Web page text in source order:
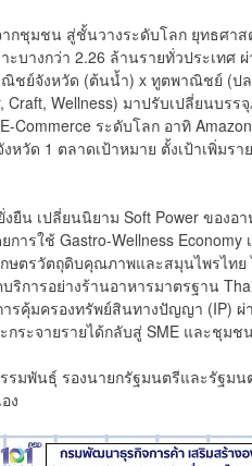
กชุมชน สู่ชั้นวางระดับโลก ยุทธศา
ะบางกว่า 2.26 ล้านรายทั่วประเทศ
ชย์จังหวัด (ต้นน้ำ) x ทูตพาณิชย์ (ป
Craft, Wellness) มาปรับเปลี่ยนบร
Commerce ระดับโลก อาทิ
หวัด 1 ตลาดเป้าหมาย ตั้งเป้าเพิ่มร
ยืน เปลี่ยนนิยาม Soft Power ของอ
การใช้ Gastro-Wellness
ษตรวัตถุดิบคุณภาพและสมุนไพรไทย
ริการอย่างร้านอาหารมาตรฐาน
ารคุ้มครองทรัพย์สินทางปัญญา (IP) ผ่
กระจายรายได้กลับสู่ SME และชุมช
รมพันธุ์ รองนายกรัฐมนตรีและรัฐม
ง